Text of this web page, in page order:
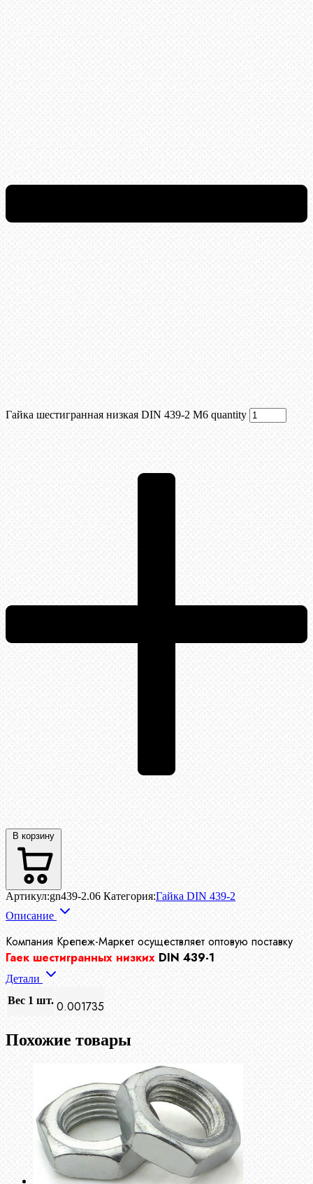
Гайка шестигранная низкая DIN 439-2 М6 quantity
В корзину
Артикул:gn439-2.06 Категория:Гайка DIN 439-2
Описание
Компания Крепеж-Маркет осуществляет оптовую поставку
Гаек шестигранных низких DIN 439-1
Детали
Вес 1 шт. 0.001735
Похожие товары